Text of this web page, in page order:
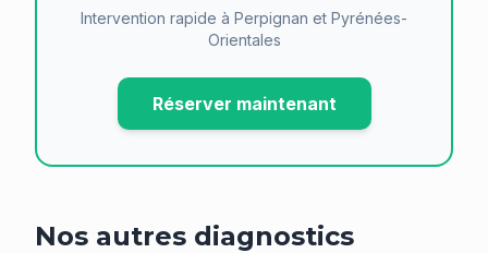
Intervention rapide à Perpignan et Pyrénées-
Orientales
Réserver maintenant
Nos autres diagnostics